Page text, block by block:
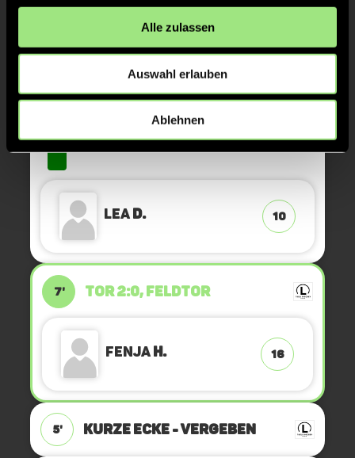
Alle zulassen
Auswahl erlauben
Ablehnen
15' ANPFIFF 2. Halbzeit
GRÜNE KARTE
LeaD. 10
7' TOR 2:0, FELDTOR
FenjaH. 16
5' KURZE ECKE - VERGEBEN